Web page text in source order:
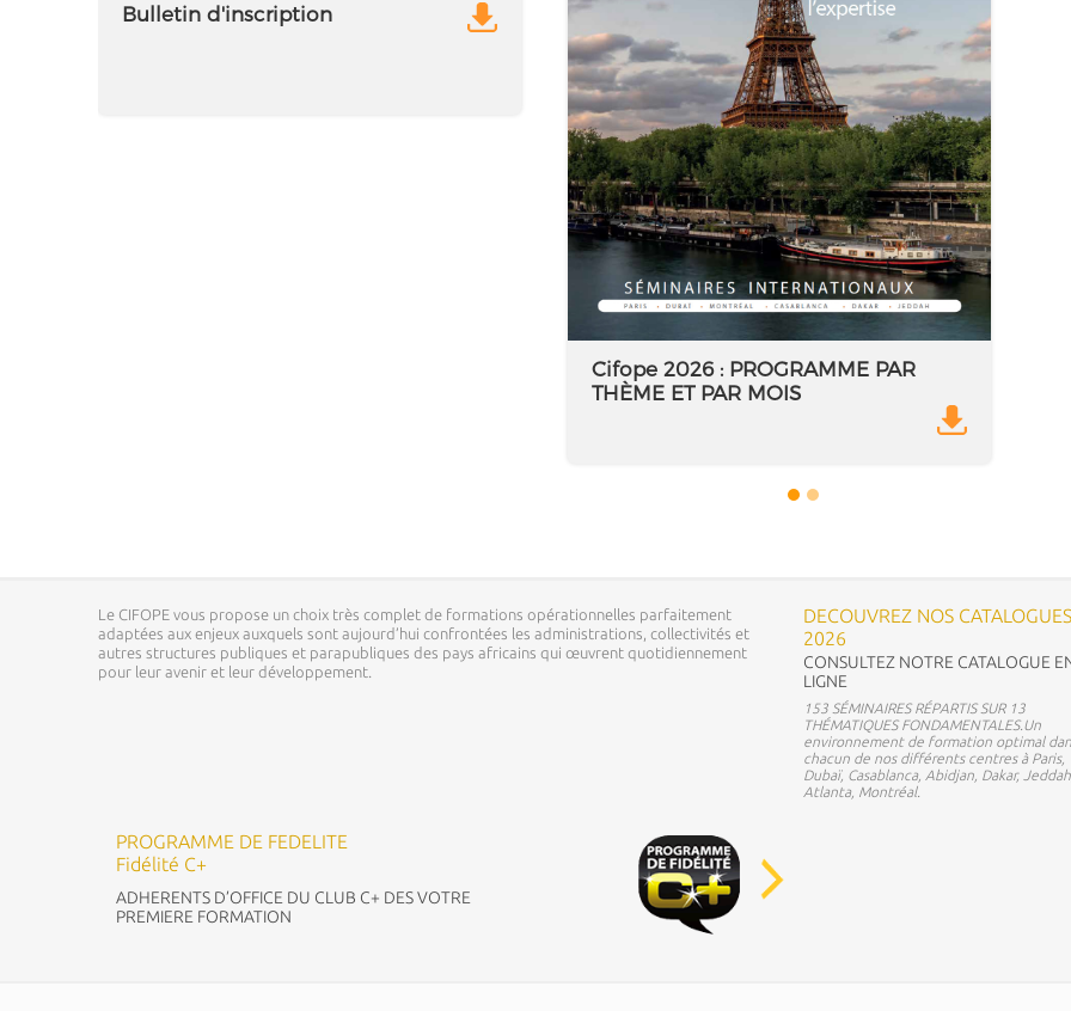
Bulletin d'inscription
Cifope 2026 : PROGRAMME PAR
THÈME ET PAR MOIS
Le CIFOPE vous propose un choix très complet de formations opérationnelles parfaitement
adaptées aux enjeux auxquels sont aujourd’hui confrontées les administrations, collectivités et
autres structures publiques et parapubliques des pays africains qui œuvrent quotidiennement
pour leur avenir et leur développement.
DECOUVREZ NOS CATALOGUES
2026
CONSULTEZ NOTRE CATALOGUE
LIGNE
153 SÉMINAIRES RÉPARTIS SUR 13
THÉMATIQUES FONDAMENTALES.Un
environnement de formation optimal
chacun de nos différents centres à Paris,
Dubaï, Casablanca, Abidjan, Dakar, Jeddah,
Atlanta, Montréal.
PROGRAMME DE FEDELITE
Fidélité C+
ADHERENTS D’OFFICE DU CLUB C+ DES VOTRE
PREMIERE FORMATION